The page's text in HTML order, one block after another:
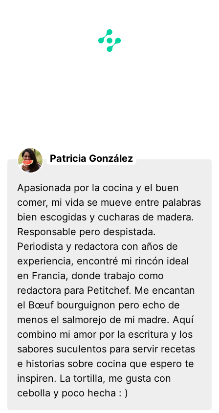
Patricia González
Apasionada por la cocina y el buen
comer, mi vida se mueve entre palabras
bien escogidas y cucharas de madera.
Responsable pero despistada.
Periodista y redactora con años de
experiencia, encontré mi rincón ideal
en Francia, donde trabajo como
redactora para Petitchef. Me encantan
el Bœuf bourguignon pero echo de
menos el salmorejo de mi madre. Aquí
combino mi amor por la escritura y los
sabores suculentos para servir recetas
e historias sobre cocina que espero te
inspiren. La tortilla, me gusta con
cebolla y poco hecha : )